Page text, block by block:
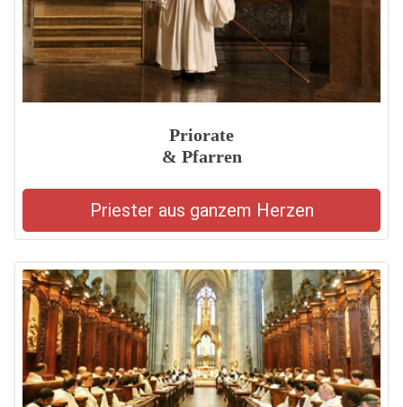
Priorate
& Pfarren
Priester aus ganzem Herzen